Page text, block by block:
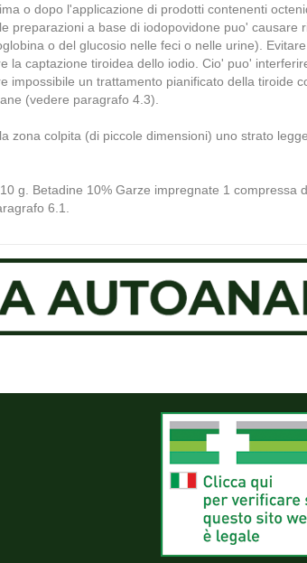
o dopo l'applicazione di prodotti contenenti
a base di iodopovidone puo' causare
o del glucosio nelle feci o nelle urine).
captazione tiroidea dello iodio. Cio' puo'
un trattamento pianificato della tiroide
(vedere paragrafo 4.3).
colpita (di piccole dimensioni) uno strato
g. Betadine 10% Garze impregnate 1 compressa
6.1.